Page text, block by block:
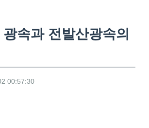
속과 전발산광속의
00:57:30